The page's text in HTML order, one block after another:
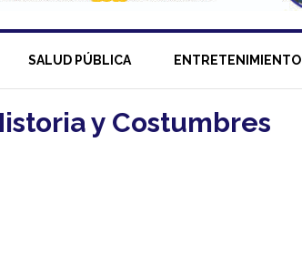
SALUD PÚBLICA ENTRETENIMIENTO
y Costumbres